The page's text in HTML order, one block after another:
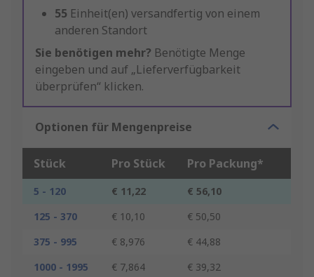
55 Einheit(en) versandfertig von einem
anderen Standort
Sie benötigen mehr? Benötigte Menge
eingeben und auf „Lieferverfügbarkeit
überprüfen“ klicken.
Optionen für Mengenpreise
Stück Pro Stück Pro Packung*
5 - 120 € 11,22
€ 56,10
125 - 370
€ 10,10
€ 50,50
375 - 995
€ 8,976
€ 44,88
1000 - 1995
€ 7,864
€ 39,32